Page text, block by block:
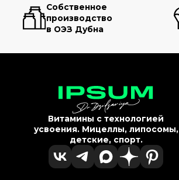
Собственное
производство
в ОЭЗ Дубна
Витамины с технологией
усвоения. Мицеллы, липосомы,
детские, спорт.